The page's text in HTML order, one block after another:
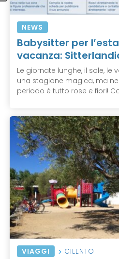
NEWS
Babysitter per
vacanza:
Le giornate lunghe, il sole, le
una stagione magica, ma
periodo è tutto rose e fiori!
VIAGGI CILENTO